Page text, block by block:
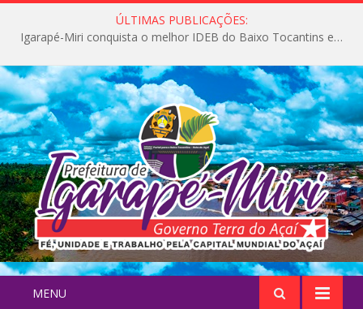
ÚLTIMAS PUBLICAÇÕES:
Igarapé-Miri conquista o melhor IDEB do Baixo Tocantins e avança na qualidade da educação pública
MENU